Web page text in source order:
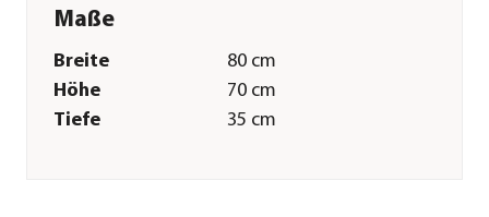
Maße
Breite
80 cm
Höhe
70 cm
Tiefe
35 cm